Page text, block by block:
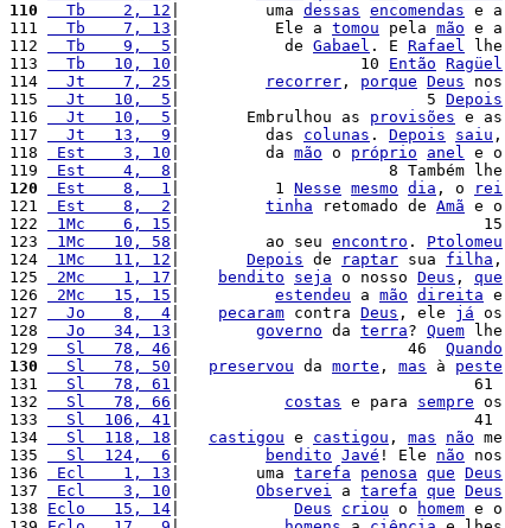
110
  Tb    2, 12
|         uma dessas encomendas e a
111
  Tb    7, 13
|          Ele a tomou pela mão e a
112
  Tb    9,  5
|           de Gabael . E Rafael lhe
113
  Tb   10, 10
|                   10 Então Ragüel
114
  Jt    7, 25
recorrer , porque Deus nos
115
  Jt   10,  5
|                          5 Depois
116
  Jt   10,  5
|       Embrulhou as provisões e as
117
  Jt   13,  9
|         das colunas . Depois saiu ,
118
Est    3, 10 |         da mão o próprio anel e o
119
Est    4,  8 |                      8 Também lhe
120
Est    8,  1 |          1 Nesse mesmo dia , o rei
121
Est    8,  2 tinha retomado de Amã e o
122
1Mc    6, 15 |                                15
123
1Mc   10, 58 |         ao seu encontro . Ptolomeu
124
1Mc   11, 12 Depois de raptar sua filha ,
125
2Mc    1, 17 bendito seja o nosso Deus , que
126
2Mc   15, 15 estendeu a mão direita e
127
  Jo    8,  4
pecaram contra Deus , ele já os
128
  Jo   34, 13
governo da terra? Quem lhe
129
  Sl   78, 46
|                        46 Quando
130
  Sl   78, 50
preservou da morte , mas à peste
131
  Sl   78, 61
|                               61
132
  Sl   78, 66
costas e para sempre os
133
  Sl  106, 41
|                               41
134
  Sl  118, 18
castigou e castigou , mas não me
135
  Sl  124,  6
bendito Javé ! Ele não nos
136
Ecl    1, 13 |        uma tarefa penosa que Deus
137
Ecl    3, 10 Observei a tarefa que Deus
138 Eclo   15, 14 Deus criou o homem e o